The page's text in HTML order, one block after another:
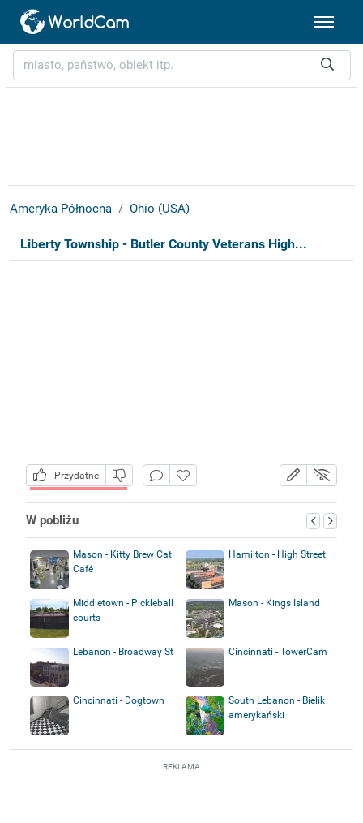
Ameryka Północna Ohio (USA)
Liberty Township - Butler County Veterans High...
Przydatne
W pobliżu
Mason - Kitty Brew Cat
Café
Hamilton - High Street
Middletown - Pickleball
courts
Mason - Kings Island
Lebanon - Broadway St Cincinnati - TowerCam
Cincinnati - Dogtown
South Lebanon - Bielik
amerykański
REKLAMA